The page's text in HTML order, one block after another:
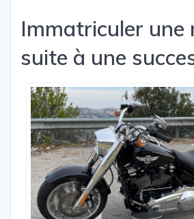
Immatriculer une
suite à une